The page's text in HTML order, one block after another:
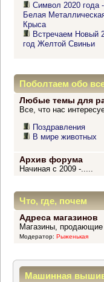
Символ 2020 года -
Белая
Крыса
Встречаем Новый
год Желтой Свиньи
Поболтаем обо
Любые темы для
Все, что нас
Поздравления
В мире животных
Архив форума
Начиная с 2009 -.....
Что, где, почем
Адреса магазинов
Магазины,
Модератор: Рыженькая
Машинная